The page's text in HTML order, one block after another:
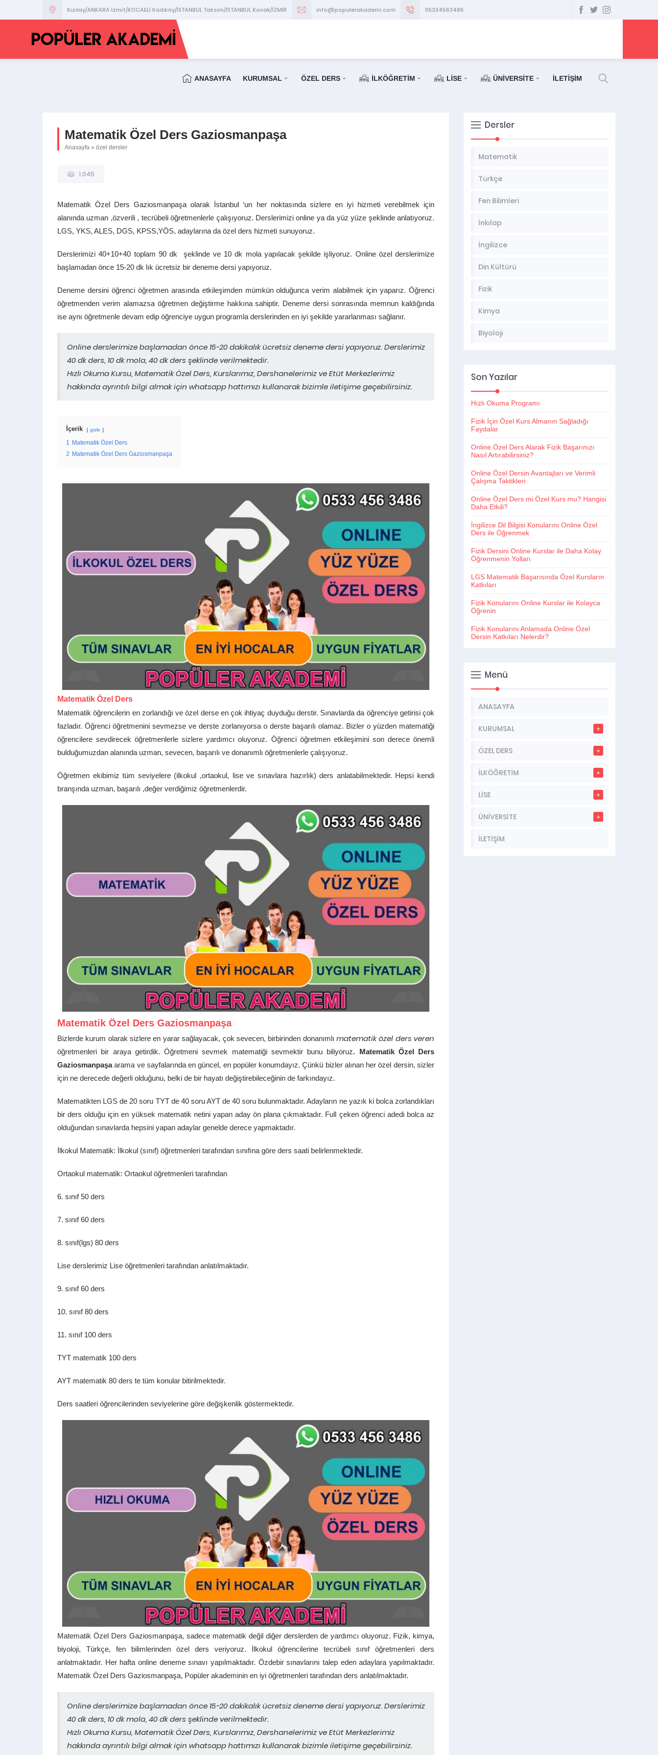
Kızılay/ANKARA İzmit/KOCAELİ Kadıköy/İSTANBUL Taksim/İSTANBUL Konak/İZMİR info@populerakademi.com 05334563486
ANASAYFA KURUMSAL ÖZEL DERS İLKÖĞRETİM LİSE ÜNİVERSİTE İLETİŞİM
Matematik Özel Ders Gaziosmanpaşa
Anasayfa » özel dersler
1.045
Matematik Özel Ders Gaziosmanpaşa olarak İstanbul ‘un her noktasında sizlere en iyi hizmeti verebilmek için
alanında uzman ,özverili , tecrübeli öğretmenlerle çalışıyoruz. Derslerimizi online ya da yüz yüze şeklinde anlatıyoruz.
LGS, YKS, ALES, DGS, KPSS,YÖS, adaylarına da özel ders hizmeti sunuyoruz.
Derslerimizi 40+10+40 toplam 90 dk şeklinde ve 10 dk mola yapılacak şekilde işliyoruz. Online özel derslerimize
başlamadan önce 15-20 dk lık ücretsiz bir deneme dersi yapıyoruz.
Deneme dersini öğrenci öğretmen arasında etkileşimden mümkün olduğunca verim alabilmek için yaparız. Öğrenci
öğretmenden verim alamazsa öğretmen değiştirme hakkına sahiptir. Deneme dersi sonrasında memnun kaldığında
ise aynı öğretmenle devam edip öğrenciye uygun programla derslerinden en iyi şekilde yararlanması sağlanır.
Online derslerimize başlamadan önce 15-20 dakikalık ücretsiz deneme dersi yapıyoruz. Derslerimiz
40 dk ders, 10 dk mola, 40 dk ders şeklinde verilmektedir.
Hızlı Okuma Kursu, Matematik Özel Ders, Kurslarımız, Dershanelerimiz ve Etüt Merkezlerimiz
hakkında ayrıntılı bilgi almak için whatsapp hattımızı kullanarak bizimle iletişime geçebilirsiniz.
İçerik gizle
1
Matematik Özel Ders
2 Matematik Özel Ders Gaziosmanpaşa
Matematik Özel Ders
Matematik öğrencilerin en zorlandığı ve özel derse en çok ihtiyaç duyduğu derstir. Sınavlarda da öğrenciye getirisi çok
fazladır. Öğrenci öğretmenini sevmezse ve derste zorlanıyorsa o derste başarılı olamaz. Bizler o yüzden matematiği
öğrencilere sevdirecek öğretmenlerle sizlere yardımcı oluyoruz. Öğrenci öğretmen etkileşimini son derece önemli
bulduğumuzdan alanında uzman, sevecen, başarılı ve donanımlı öğretmenlerle çalışıyoruz.
Öğretmen ekibimiz tüm seviyelere (ilkokul ,ortaokul, lise ve sınavlara hazırlık) ders anlatabilmektedir. Hepsi kendi
branşında uzman, başarılı ,değer verdiğimiz öğretmenlerdir.
Matematik Özel Ders Gaziosmanpaşa
Bizlerde kurum olarak sizlere en yarar sağlayacak, çok sevecen, birbirinden donanımlı matematik özel ders veren
öğretmenleri bir araya getirdik. Öğretmeni sevmek matematiği sevmektir bunu biliyoruz. Matematik Özel Ders
Gaziosmanpaşaarama ve sayfalarında en güncel, en popüler konumdayız. Çünkü bizler alınan her özel dersin, sizler
için ne derecede değerli olduğunu, belki de bir hayatı değiştirebileceğinin de farkındayız.
Matematikten LGS de 20 soru TYT de 40 soru AYT de 40 soru bulunmaktadır. Adayların ne yazık ki bolca zorlandıkları
bir ders olduğu için en yüksek matematik netini yapan aday ön plana çıkmaktadır. Full çeken öğrenci adedi bolca az
olduğundan sınavlarda hepsini yapan adaylar genelde derece yapmaktadır.
İlkokul Matematik: İlkokul (sınıf) öğretmenleri tarafından sınıfına göre ders saati belirlenmektedir.
Ortaokul matematik: Ortaokul öğretmenleri tarafından
6. sınıf 50 ders
7. sınıf 60 ders
8. sınıf(lgs) 80 ders
Lise derslerimiz Lise öğretmenleri tarafından anlatılmaktadır.
9. sınıf 60 ders
10. sınıf 80 ders
11. sınıf 100 ders
TYT matematik 100 ders
AYT matematik 80 ders te tüm konular bitirilmektedir.
Ders saatleri öğrencilerinden seviyelerine göre değişkenlik göstermektedir.
Matematik Özel Ders Gaziosmanpaşa, sadece matematik değil diğer derslerden de yardımcı oluyoruz. Fizik, kimya,
biyoloji, Türkçe, fen bilimlerinden özel ders veriyoruz. İlkokul öğrencilerine tecrübeli sınıf öğretmenleri ders
anlatmaktadır. Her hafta online deneme sınavı yapılmaktadır. Özdebir sınavlarını talep eden adaylara yapılmaktadır.
Matematik Özel Ders Gaziosmanpaşa, Popüler akademinin en iyi öğretmenleri tarafından ders anlatılmaktadır.
Online derslerimize başlamadan önce 15-20 dakikalık ücretsiz deneme dersi yapıyoruz. Derslerimiz
40 dk ders, 10 dk mola, 40 dk ders şeklinde verilmektedir.
Hızlı Okuma Kursu, Matematik Özel Ders, Kurslarımız, Dershanelerimiz ve Etüt Merkezlerimiz
hakkında ayrıntılı bilgi almak için whatsapp hattımızı kullanarak bizimle iletişime geçebilirsiniz.
Dersler
Matematik
Türkçe
Fen Bilimleri
İnkılap
İngilizce
Din Kültürü
Fizik
Kimya
Biyoloji
Son Yazılar
Hızlı Okuma Programı
Fizik İçin Özel Kurs Almanın Sağladığı
Faydalar
Online Özel Ders Alarak Fizik Başarınızı
Nasıl Artırabilirsiniz?
Online Özel Dersin Avantajları ve Verimli
Çalışma Taktikleri
Online Özel Ders mi Özel Kurs mu? Hangisi
Daha Etkili?
İngilizce Dil Bilgisi Konularını Online Özel
Ders ile Öğrenmek
Fizik Dersini Online Kurslar ile Daha Kolay
Öğrenmenin Yolları
LGS Matematik Başarısında Özel Kursların
Katkıları
Fizik Konularını Online Kurslar ile Kolayca
Öğrenin
Fizik Konularını Anlamada Online Özel
Dersin Katkıları Nelerdir?
Menü
ANASAYFA
KURUMSAL
ÖZEL DERS
İLKÖĞRETİM
LİSE
ÜNİVERSİTE
İLETİŞİM